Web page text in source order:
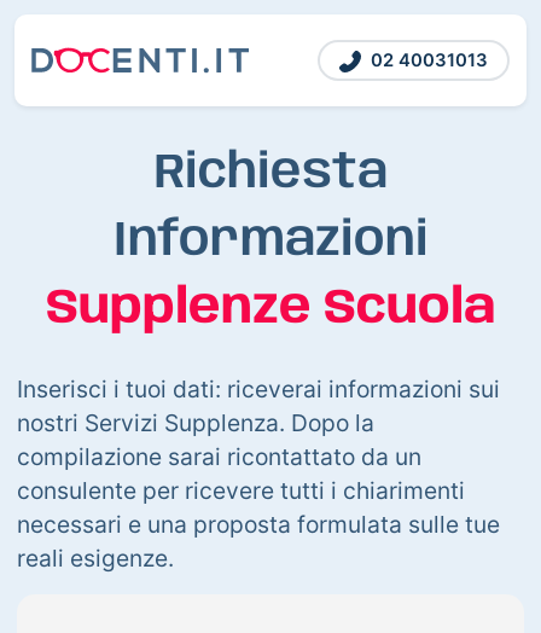
02 40031013
Richiesta
Informazioni
Supplenze Scuola
Inserisci i tuoi dati: riceverai informazioni sui
nostri Servizi Supplenza. Dopo la
compilazione sarai ricontattato da un
consulente per ricevere tutti i chiarimenti
necessari e una proposta formulata sulle tue
reali esigenze.